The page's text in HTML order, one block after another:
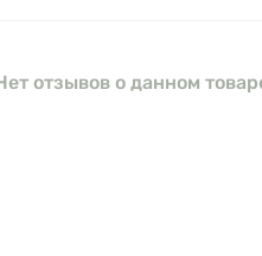
отзывов о данном